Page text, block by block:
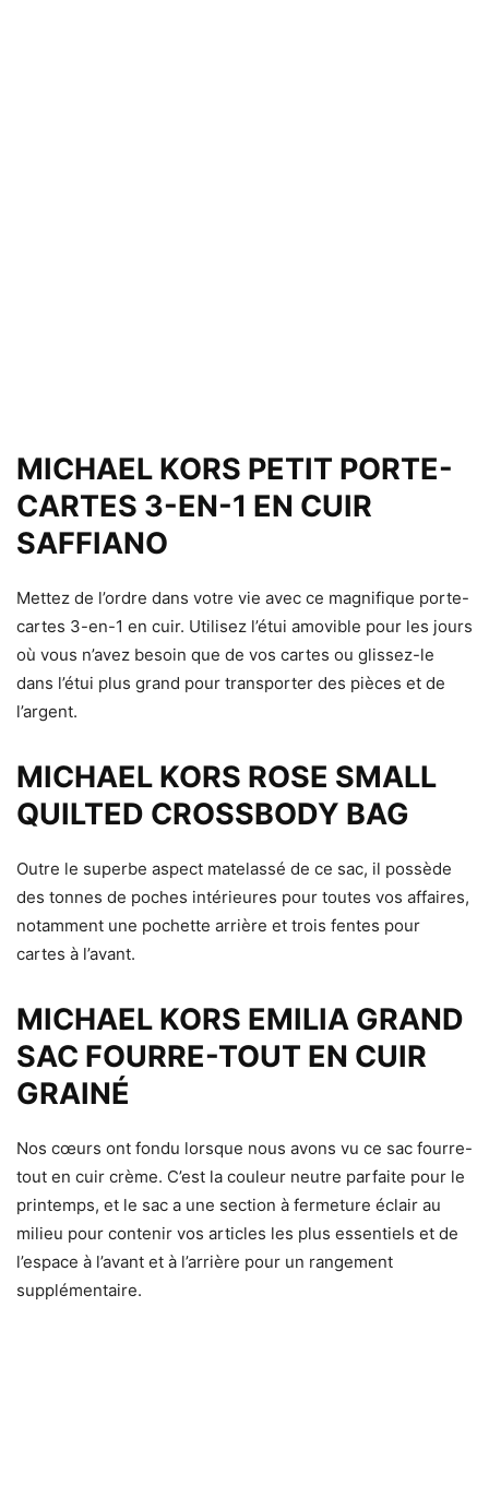
MICHAEL KORS PETIT PORTE-
CARTES 3-EN-1 EN CUIR
SAFFIANO
Mettez de l’ordre dans votre vie avec ce magnifique porte-
cartes 3-en-1 en cuir. Utilisez l’étui amovible pour les jours
où vous n’avez besoin que de vos cartes ou glissez-le
dans l’étui plus grand pour transporter des pièces et de
l’argent.
MICHAEL KORS ROSE SMALL
QUILTED CROSSBODY BAG
Outre le superbe aspect matelassé de ce sac, il possède
des tonnes de poches intérieures pour toutes vos affaires,
notamment une pochette arrière et trois fentes pour
cartes à l’avant.
MICHAEL KORS EMILIA GRAND
SAC FOURRE-TOUT EN CUIR
GRAINÉ
Nos cœurs ont fondu lorsque nous avons vu ce sac fourre-
tout en cuir crème. C’est la couleur neutre parfaite pour le
printemps, et le sac a une section à fermeture éclair au
milieu pour contenir vos articles les plus essentiels et de
l’espace à l’avant et à l’arrière pour un rangement
supplémentaire.